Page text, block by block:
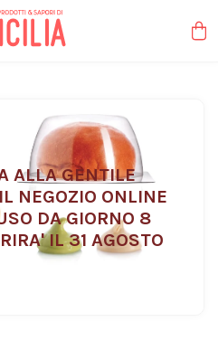
ALLA GENTILE
NEGOZIO ONLINE
DA GIORNO 8
IL 31 AGOSTO